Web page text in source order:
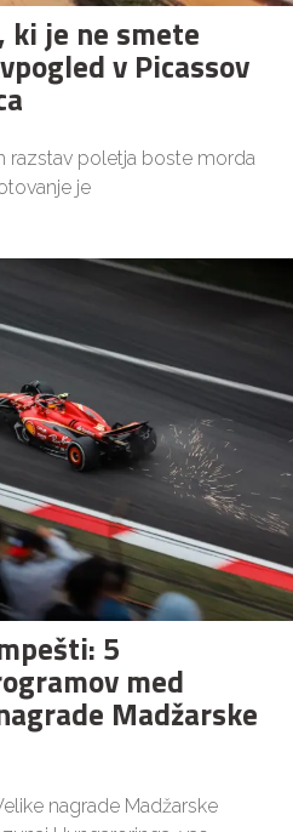
ki je ne smete
v Picassov
razstav poletja boste morda
je
5
med
Madžarske
nagrade Madžarske